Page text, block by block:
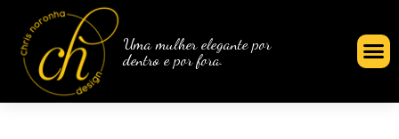
Uma mulher elegante por
dentro e por fora.